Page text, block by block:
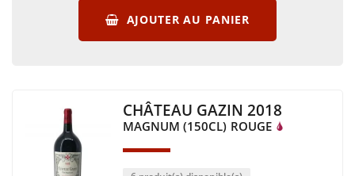
AJOUTER AU PANIER
CHÂTEAU GAZIN 2018
MAGNUM (150CL) ROUGE